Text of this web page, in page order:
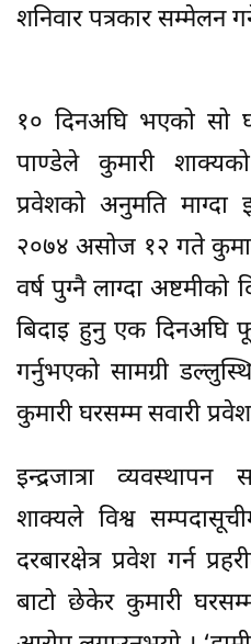
शनिवार पत्रकार सम्मेलन
१० दिनअघि भएको सो
पाण्डेले कुमारी
प्रवेशको अनुमति माग्दा
२०७४ असोज १२ गते
वर्ष पुग्नै लाग्दा अष्टमीको
बिदाइ हुनु एक दिनअघि
गर्नुभएको सामग्री
कुमारी घरसम्म सवारी
इन्द्रजात्रा
शाक्यले विश्व
दरबारक्षेत्र प्रवेश गर्न
बाटो छेकेर कुमारी